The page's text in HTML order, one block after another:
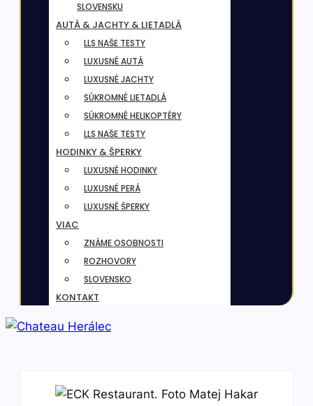
SLOVENSKU
AUTÁ & JACHTY & LIETADLÁ
LLS NAŠE TESTY
LUXUSNÉ AUTÁ
LUXUSNÉ JACHTY
SÚKROMNÉ LIETADLÁ
SÚKROMNÉ HELIKOPTÉRY
LLS NAŠE TESTY
HODINKY & ŠPERKY
LUXUSNÉ HODINKY
LUXUSNÉ PERÁ
LUXUSNÉ ŠPERKY
VIAC
ZNÁME OSOBNOSTI
ROZHOVORY
SLOVENSKO
KONTAKT